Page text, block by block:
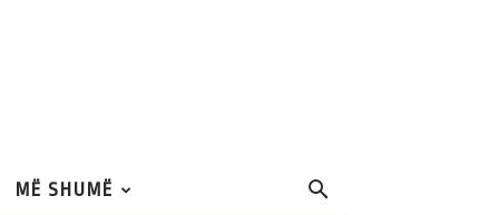
MË SHUMË